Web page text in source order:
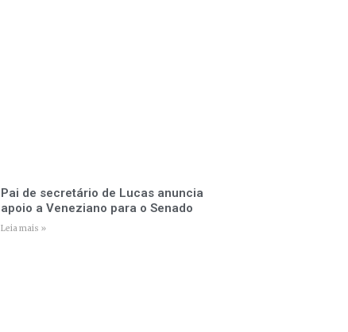
Pai de secretário de Lucas anuncia
apoio a Veneziano para o Senado
Leia mais »